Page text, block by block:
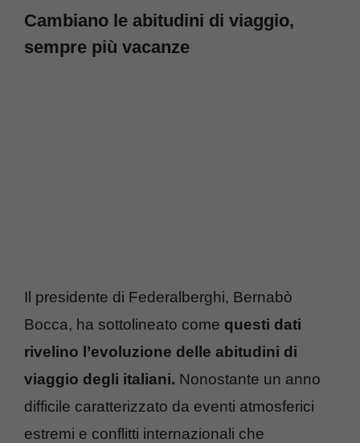
Cambiano le abitudini di viaggio,
sempre più vacanze
Il presidente di Federalberghi, Bernabò
Bocca, ha sottolineato come questi dati
rivelino l’evoluzione delle abitudini di
viaggio degli italiani. Nonostante un anno
difficile caratterizzato da eventi atmosferici
estremi e conflitti internazionali che